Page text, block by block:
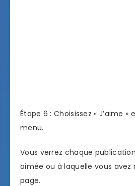
Étape 6 : Choisissez « J’aime »
menu.
Vous verrez chaque
aimée ou à laquelle vous avez
page.